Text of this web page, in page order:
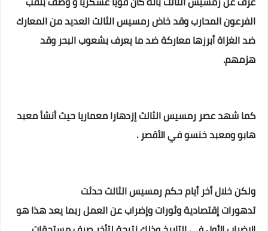
الفرعون المحارب وقد خاض رمسيس الثالث العديد من المعارك
ضد الغزاة أبرزها معاركة ضد ما يعرف بشعوب البحر وقد
هزمهم.
كما شهد عصر رمسيس الثالث إزدهارا معماريا حيث أنشأ معبد
هابو ومعبد خنسو في الأقصر .
ولكن خلال أخر أيام حكم رمسيس الثالث حدثت
تدهورات إقتصادية وثورات وإضراب عن العمل ربما يعد هذا هو